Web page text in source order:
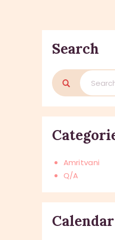
Search
Search
for:
Amritvani
Q/A
Calendar